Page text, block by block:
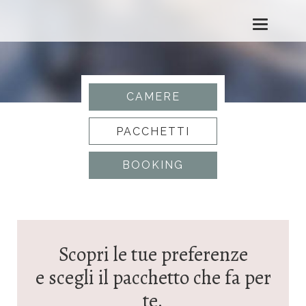
T
o
i
CAMERE
PACCHETTI
BOOKING
Scopri le tue preferenze
e scegli il pacchetto che fa per